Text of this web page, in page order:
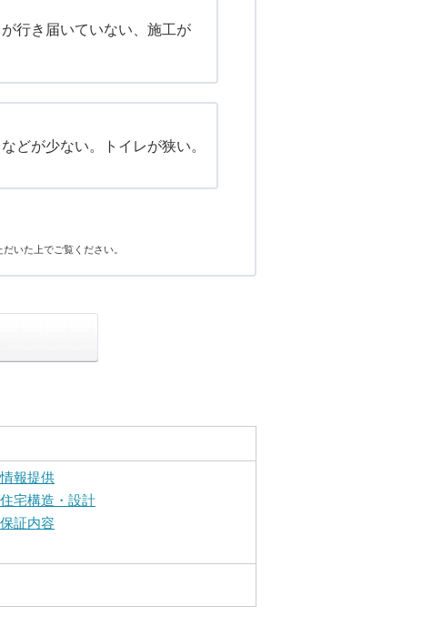
行き届いていない、施工が
どが少ない。トイレが狭い。
いた上でご覧ください。
情報提供
住宅構造・設計
保証内容